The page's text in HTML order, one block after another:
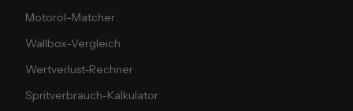
Motoröl-Matcher
Wallbox-Vergleich
Wertverlust-Rechner
Spritverbrauch-Kalkulator